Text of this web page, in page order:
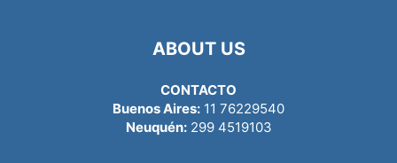
ABOUT US
CONTACTO
Buenos Aires: 11 76229540
Neuquén:299 4519103